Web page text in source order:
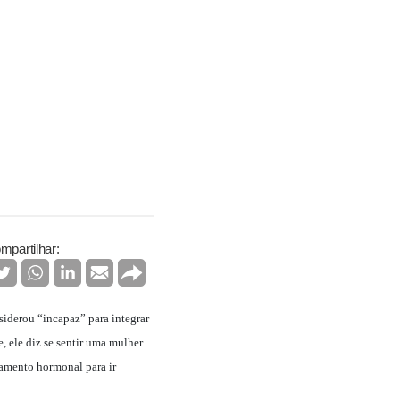
“incapaz” para integrar
ele diz se sentir uma mulher
hormonal para ir